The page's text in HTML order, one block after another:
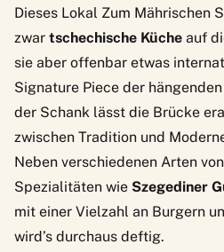
Dieses Lokal Zum Mährischen
zwar tschechische Küche auf
sie aber offenbar etwas
Signature Piece der
der Schank lässt die Brücke
zwischen Tradition und
Neben verschiedenen Arten von
Spezialitäten wie Szegediner
mit einer Vielzahl an Burgern
wird’s durchaus deftig.